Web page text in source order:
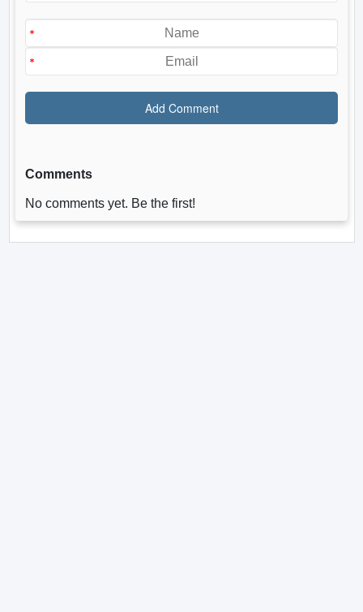
Comments
No comments yet. Be the first!